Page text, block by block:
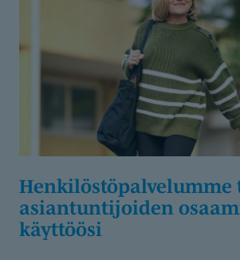
Henkilöstö­pal­velumme tuo
asiantunti­joiden
käyttöösi